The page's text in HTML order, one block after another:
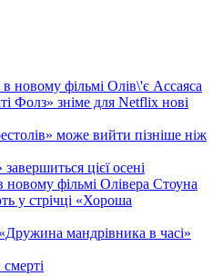
новому фільмі Олів\'є Ассаяса
Фолз» зніме для Netflix нові
може вийти пізніше ніж
цієї осені
новому фільмі Олівера Стоуна
у стрічці «Хороша
мандрівника в часі»